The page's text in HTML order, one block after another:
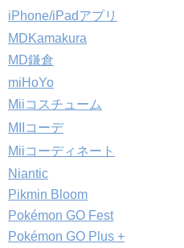
iPhone/iPadアプリ
MDKamakura
MD鎌倉
miHoYo
Miiコスチューム
MIIコーデ
Miiコーディネート
Niantic
Pikmin Bloom
Pokémon GO Fest
Pokémon GO Plus +